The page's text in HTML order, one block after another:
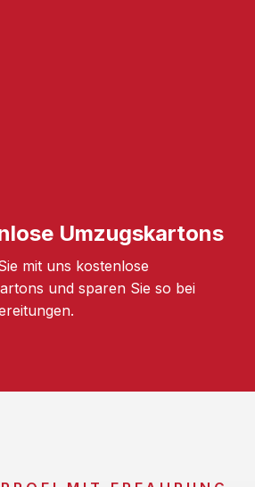
Umzugskartons
mit uns kostenlose
und sparen Sie so bei